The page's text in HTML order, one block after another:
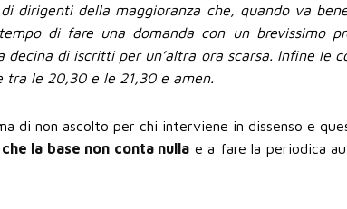
dirigenti della maggioranza che, quando va
di fare una domanda con un brevissimo
decina di iscritti per un’altra ora scarsa. Infine le
tra le 20,30 e le 21,30 e amen.
di non ascolto per chi interviene in dissenso e
la base non conta nulla e a fare la periodica